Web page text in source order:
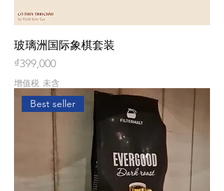
玻璃洲国际象棋套装
價格
₫399,000
增值税 未含
Best seller